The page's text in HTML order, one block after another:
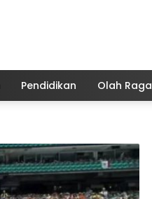
Pendidikan Olah Raga